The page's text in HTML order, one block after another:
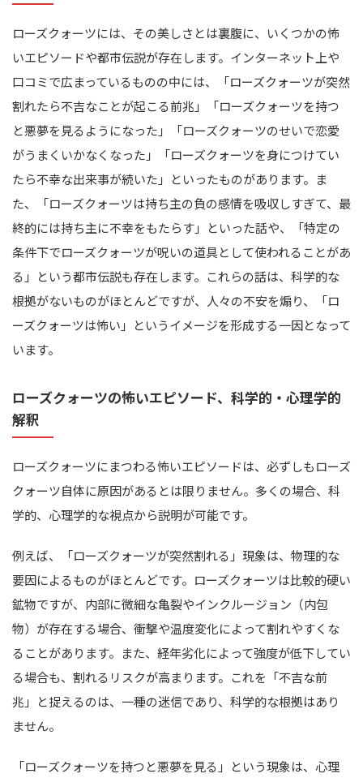
ローズクォーツには、その美しさとは裏腹に、いくつかの怖
いエピソードや都市伝説が存在します。インターネット上や
口コミで広まっているものの中には、「ローズクォーツが突然
割れたら不吉なことが起こる前兆」「ローズクォーツを持つ
と悪夢を見るようになった」「ローズクォーツのせいで恋愛
がうまくいかなくなった」「ローズクォーツを身につけてい
たら不幸な出来事が続いた」といったものがあります。ま
た、「ローズクォーツは持ち主の負の感情を吸収しすぎて、最
終的には持ち主に不幸をもたらす」といった話や、「特定の
条件下でローズクォーツが呪いの道具として使われることがあ
る」という都市伝説も存在します。これらの話は、科学的な
根拠がないものがほとんどですが、人々の不安を煽り、「ロ
ーズクォーツは怖い」というイメージを形成する一因となって
います。
ローズクォーツの怖いエピソード、科学的・心理学的
解釈
ローズクォーツにまつわる怖いエピソードは、必ずしもローズ
クォーツ自体に原因があるとは限りません。多くの場合、科
学的、心理学的な視点から説明が可能です。
例えば、「ローズクォーツが突然割れる」現象は、物理的な
要因によるものがほとんどです。ローズクォーツは比較的硬い
鉱物ですが、内部に微細な亀裂やインクルージョン（内包
物）が存在する場合、衝撃や温度変化によって割れやすくな
ることがあります。また、経年劣化によって強度が低下してい
る場合も、割れるリスクが高まります。これを「不吉な前
兆」と捉えるのは、一種の迷信であり、科学的な根拠はあり
ません。
「ローズクォーツを持つと悪夢を見る」という現象は、心理